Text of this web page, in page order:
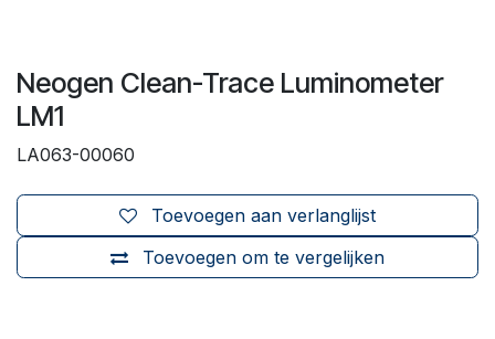
Neogen Clean-Trace Luminometer
LM1
LA063-00060
Toevoegen om te vergelijken
Toevoegen aan verlanglijst